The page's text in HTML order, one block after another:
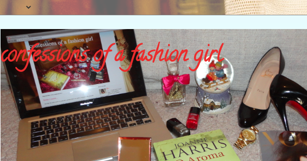
confessions of a fashion girl